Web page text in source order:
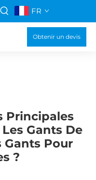
FR
Obtenir un devis
Principales
Gants De
Gants Pour
?